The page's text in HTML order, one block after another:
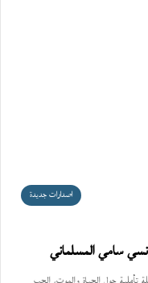
اصدارات جديدة
سامي المسلماني